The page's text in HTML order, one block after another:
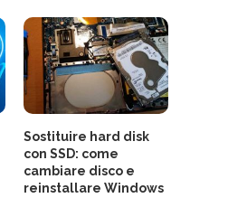
Sostituire hard disk
con SSD: come
cambiare disco e
reinstallare Windows